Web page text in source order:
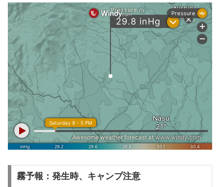
霧予報：発生時、キャンプ注意